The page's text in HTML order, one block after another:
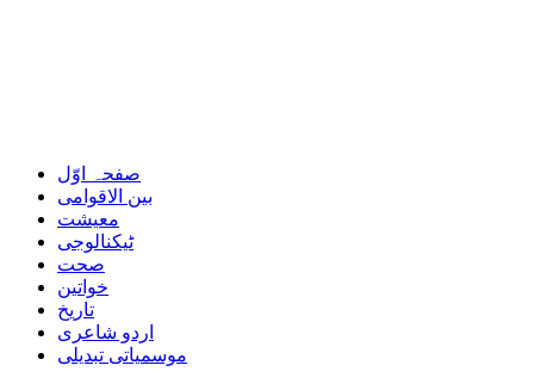
صفحہ اوّل
بین الاقوامی
معیشت
ٹیکنالوجی
صحت
خواتین
تاریخ
اردو شاعری
موسمیاتی تبدیلی